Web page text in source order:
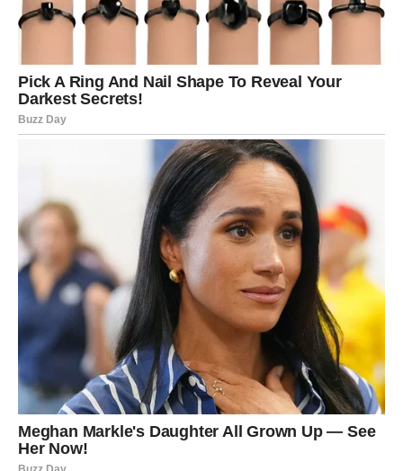
Možda ćete danas:
odbiti nepoštovanje,
ili odlučiti da više ne ulažete energiju tamo gde nema
Ovaj dan vam donosi unutrašnju jasnoću. Nije dramatičan,
ali je dubok.
KARMIČKI TRENUTAK
Sve što ste u poslednje vreme radili iz iskrene namere –
sada dobija odjek.
Ako ste pomagali – dobijate zahvalnost.
Ako ste ćutali da biste sačuvali mir – sada shvatate da i vi
zaslužujete glas.